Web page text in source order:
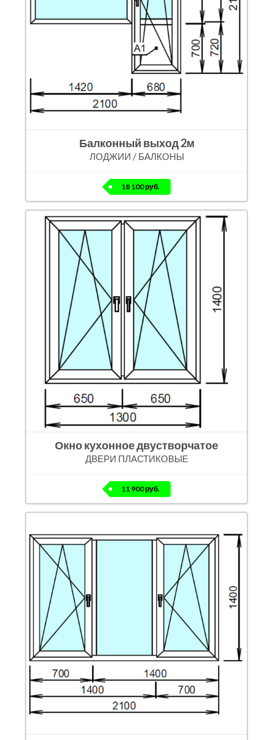
Балконный выход 2м
ЛОДЖИИ / БАЛКОНЫ
18 100 руб.
Окно кухонное двустворчатое
ДВЕРИ ПЛАСТИКОВЫЕ
11 900 руб.